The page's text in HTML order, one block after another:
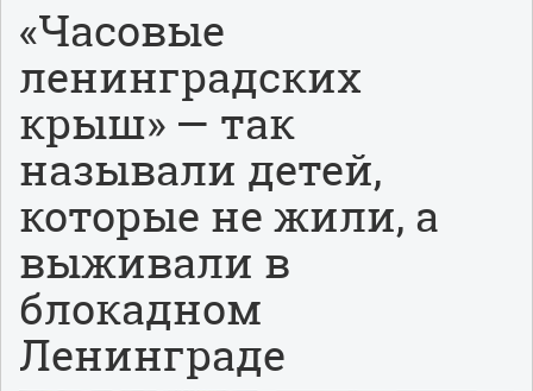
«Часовые
ленинградских
крыш» — так
называли детей,
которые не жили, а
выживали в
блокадном
Ленинграде